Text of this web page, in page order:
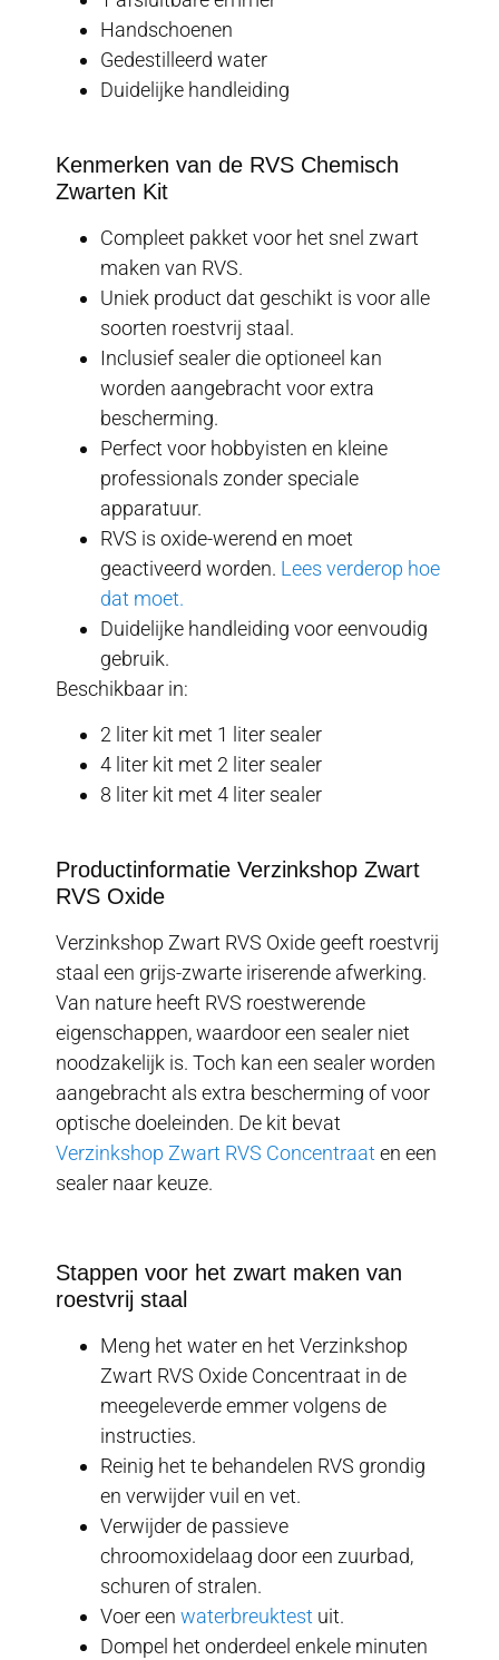
Handschoenen
Gedestilleerd water
Duidelijke handleiding
Kenmerken van de RVS Chemisch
Zwarten Kit
Compleet pakket voor het snel zwart
maken van RVS.
Uniek product dat geschikt is voor alle
soorten roestvrij staal.
Inclusief sealer die optioneel kan
worden aangebracht voor extra
bescherming.
Perfect voor hobbyisten en kleine
professionals zonder speciale
apparatuur.
RVS is oxide-werend en moet
geactiveerd worden. Lees verderop hoe
dat moet.
Duidelijke handleiding voor eenvoudig
gebruik.
Beschikbaar in:
2 liter kit met 1 liter sealer
4 liter kit met 2 liter sealer
8 liter kit met 4 liter sealer
Productinformatie Verzinkshop Zwart
RVS Oxide
Verzinkshop Zwart RVS Oxide geeft roestvrij
staal een grijs-zwarte iriserende afwerking.
Van nature heeft RVS roestwerende
eigenschappen, waardoor een sealer niet
noodzakelijk is. Toch kan een sealer worden
aangebracht als extra bescherming of voor
optische doeleinden. De kit bevat
Verzinkshop Zwart RVS Concentraat en een
sealer naar keuze.
Stappen voor het zwart maken van
roestvrij staal
Meng het water en het Verzinkshop
Zwart RVS Oxide Concentraat in de
meegeleverde emmer volgens de
instructies.
Reinig het te behandelen RVS grondig
en verwijder vuil en vet.
Verwijder de passieve
chroomoxidelaag door een zuurbad,
schuren of stralen.
Voer een waterbreuktest uit.
Dompel het onderdeel enkele minuten